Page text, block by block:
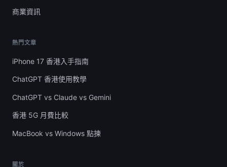
商業資訊
熱門文章
iPhone 17 香港入手指南
ChatGPT 香港使用教學
ChatGPT vs Claude vs Gemini
香港 5G 月費比較
MacBook vs Windows 點揀
關於